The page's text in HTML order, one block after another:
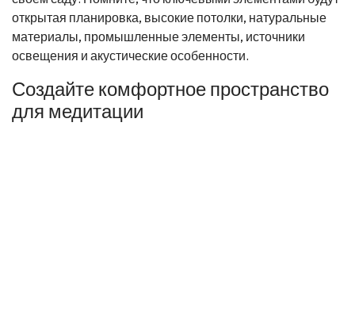
открытая планировка, высокие потолки, натуральные
материалы, промышленные элементы, источники
освещения и акустические особенности.
Создайте комфортное пространство
для медитации